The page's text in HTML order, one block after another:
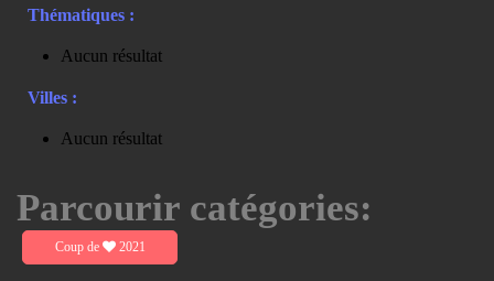
Thématiques :
Aucun résultat
Villes :
Aucun résultat
Parcourir catégories:
Coup de 2021